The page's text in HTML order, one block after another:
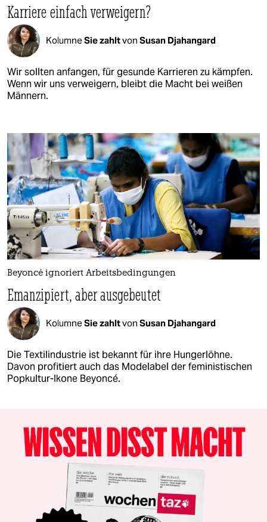
Karriere einfach verweigern?
KolumneSie zahltvon Susan Djahangard
Wir sollten anfangen, für gesunde Karrieren zu kämpfen.
Wenn wir uns verweigern, bleibt die Macht bei weißen
Männern.
Beyoncé ignoriert Arbeitsbedingungen
Emanzipiert, aber ausgebeutet
KolumneSie zahltvon Susan Djahangard
Die Textilindustrie ist bekannt für ihre Hungerlöhne.
Davon profitiert auch das Modelabel der feministischen
Popkultur-Ikone Beyoncé.